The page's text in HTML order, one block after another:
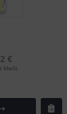
€
MwSt.